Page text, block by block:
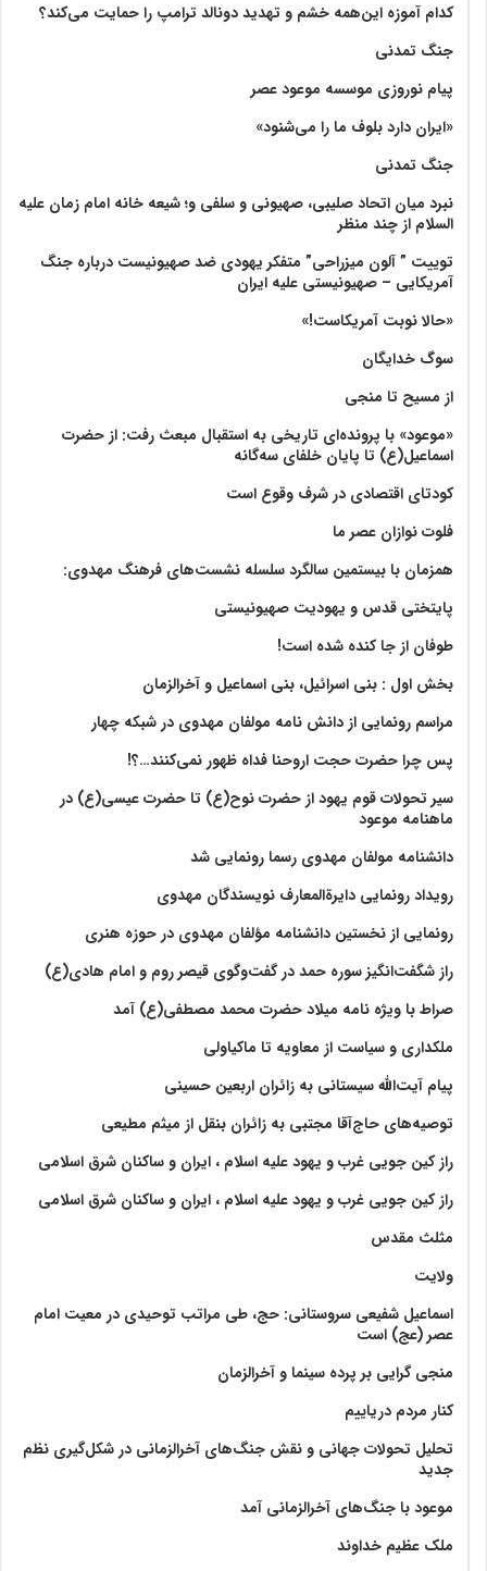
کدام آموزه این‌همه خشم و تهدید دونالد ترامپ را حمایت می‌کند؟
جنگ تمدنی
پیام نوروزی موسسه موعود عصر
«ایران دارد بلوف ما را می‌شنود»
جنگ تمدنی
نبرد میان اتحاد صلیبی، صهیونی و سلفی و؛ شیعه خانه امام زمان علیه
السلام از چند منظر
توییت ” آلون میزراحی” متفکر یهودی ضد صهیونیست درباره جنگ
آمریکایی – صهیونیستی علیه ایران
«حالا نوبت آمریکاست!»
سوگ خدایگان
از مسیح تا منجی
«موعود» با پرونده‌ای تاریخی به استقبال مبعث رفت: از حضرت
اسماعیل(ع) تا پایان خلفای سه‌گانه
کودتای اقتصادی در شرف وقوع است
فلوت نوازان عصر ما
همزمان با بیستمین سالگرد سلسله نشست‌های فرهنگ مهدوی:‌
پایتختی قدس و یهودیت صهیونیستی
طوفان از جا کنده شده است!
بخش اول : بنی اسرائیل، بنی اسماعیل و آخرالزمان
مراسم رونمایی از دانش نامه مولفان مهدوی در شبکه چهار
پس چرا حضرت حجت اروحنا فداه ظهور نمی‌کنند…؟!
سیر تحولات قوم یهود از حضرت نوح(ع) تا حضرت عیسی(ع) در
ماهنامه موعود
دانشنامه مولفان مهدوی رسما رونمایی شد
رویداد رونمایی دایرةالمعارف نویسندگان مهدوی
رونمایی از نخستین دانشنامه مؤلفان مهدوی در حوزه هنری
راز شگفت‌انگیز سوره حمد در گفت‌وگوی قیصر روم و امام هادی(ع)
صراط با ویژه نامه میلاد حضرت محمد مصطفی(ع) آمد
ملکداری و سیاست از معاویه تا ماکیاولی
پیام آیت‌الله سیستانی به زائران اربعین حسینی
توصیه‌های حاج‌آقا مجتبی به زائران بنقل از میثم مطیعی
راز کین جویی غرب و یهود علیه اسلام ، ایران و ساکنان شرق اسلامی
راز کین جویی غرب و یهود علیه اسلام ، ایران و ساکنان شرق اسلامی
مثلث مقدس
ولايت‏
اسماعیل شفیعی سروستانی: حج، طی مراتب توحیدی در معیت امام
عصر (عج) است
منجی گرایی بر پرده سینما و آخرالزمان
کنار مردم دریاییم
تحلیل تحولات جهانی و نقش جنگ‌های آخرالزمانی در شکل‌گیری نظم
جدید
موعود با جنگ‌های آخرالزمانی آمد
ملک عظیم خداوند